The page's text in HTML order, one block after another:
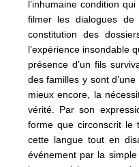
l’inhumaine condition
filmer les dialogues
constitution des
l’expérience insondable
présence d’un fils
des familles y sont
mieux encore, la
vérité. Par son
forme que circonscrit le
cette langue tout en
événement par la